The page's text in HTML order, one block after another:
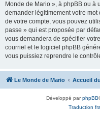
Monde de Mario », à phpBB ou à
demander légitimement votre
de votre compte, vous pouvez
passe » qui est proposée par
vous demandera de spécifier
courriel et le logiciel phpBB
vous puissiez reprendre le
Le Monde de Mario Accueil
Développé parphpBB
Traduction